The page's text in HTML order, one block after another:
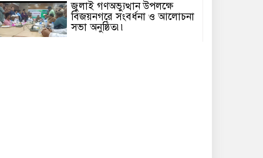
জুলাই গণঅভ্যুত্থান উপলক্ষে
বিজয়নগরে সংবর্ধনা ও আলোচনা
সভা অনুষ্ঠিত৷৷